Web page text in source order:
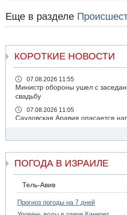
Еще в разделе
КОРОТКИЕ НОВОСТИ
07.08.2026 11:55
Министр обороны ушел с
свадьбу
07.08.2026 11:05
Саудовская Аравия опасается
07.08.2026 08:29
07.08.2026 08:29
Стрельба в школе Таиланда
07.08.2026 06:47
Недалеко от Бейт-Шемеша погиб
07.08.2026 06:24
ПОГОДА В ИЗРАИЛЕ
Тель-Авив
Прогноз погоды на 7 дней